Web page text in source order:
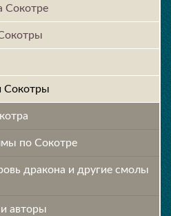
Сокотре
Сокотры
по Сокотре
дракона и другие смолы
авторы